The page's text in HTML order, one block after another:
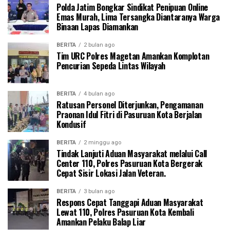
Polda Jatim Bongkar Sindikat Penipuan Online
Emas Murah, Lima Tersangka Diantaranya Warga
Binaan Lapas Diamankan
BERITA 2 bulan ago
Tim URC Polres Magetan Amankan Komplotan
Pencurian Sepeda Lintas Wilayah
BERITA 4 bulan ago
Ratusan Personel Diterjunkan, Pengamanan
Praonan Idul Fitri di Pasuruan Kota Berjalan
Kondusif
BERITA 2 minggu ago
Tindak Lanjuti Aduan Masyarakat melalui Call
Center 110, Polres Pasuruan Kota Bergerak
Cepat Sisir Lokasi Jalan Veteran.
BERITA 3 bulan ago
Respons Cepat Tanggapi Aduan Masyarakat
Lewat 110, Polres Pasuruan Kota Kembali
Amankan Pelaku Balap Liar